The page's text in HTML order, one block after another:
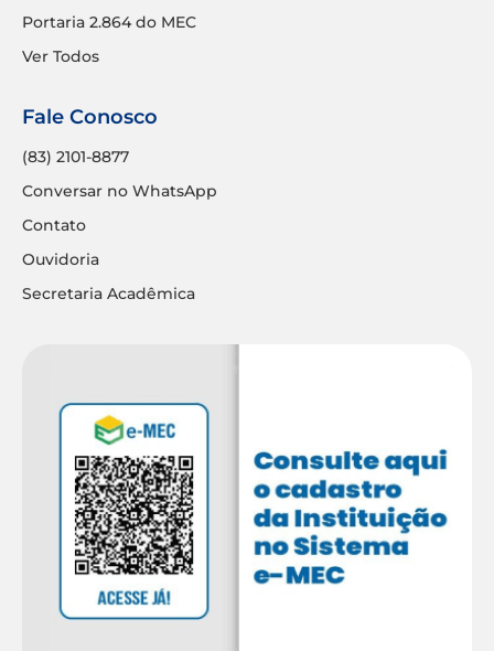
Portaria 2.864 do MEC
Ver Todos
Fale Conosco
(83) 2101-8877
Conversar no WhatsApp
Contato
Ouvidoria
Secretaria Acadêmica